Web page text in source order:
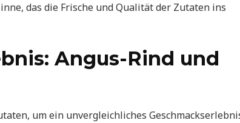
das die Frische und Qualität der Zutaten ins
Angus-Rind und
um ein unvergleichliches